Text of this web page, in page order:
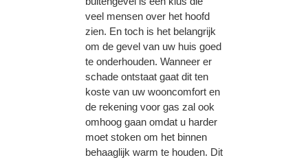
veel mensen over het hoofd
zien. En toch is het belangrijk
om de gevel van uw huis goed
te onderhouden. Wanneer er
schade ontstaat gaat dit ten
koste van uw wooncomfort en
de rekening voor gas zal ook
omhoog gaan omdat u harder
moet stoken om het binnen
behaaglijk warm te houden. Dit